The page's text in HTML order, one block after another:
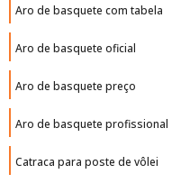
Aro de basquete com tabela
Aro de basquete oficial
Aro de basquete preço
Aro de basquete profissional
Catraca para poste de vôlei